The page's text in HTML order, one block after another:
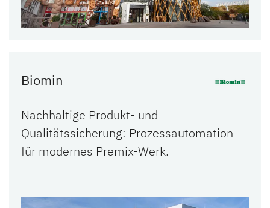
Biomin
Nachhaltige Produkt- und
Qualitätssicherung: Prozessautomation
für modernes Premix-Werk.